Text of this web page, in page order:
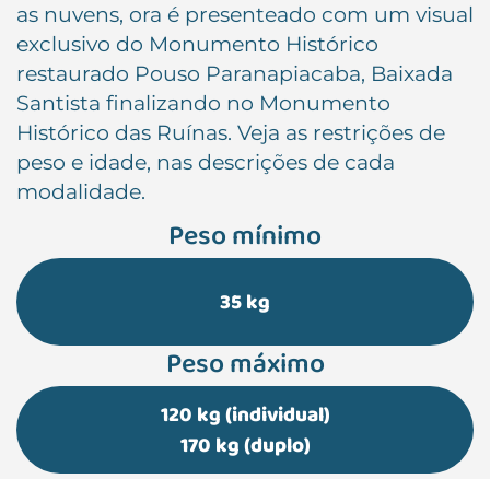
as nuvens, ora é presenteado com um visual
exclusivo do Monumento Histórico
restaurado Pouso Paranapiacaba, Baixada
Santista finalizando no Monumento
Histórico das Ruínas. Veja as restrições de
peso e idade, nas descrições de cada
modalidade.
Peso mínimo
35 kg
Peso máximo
120 kg (individual)
170 kg (duplo)